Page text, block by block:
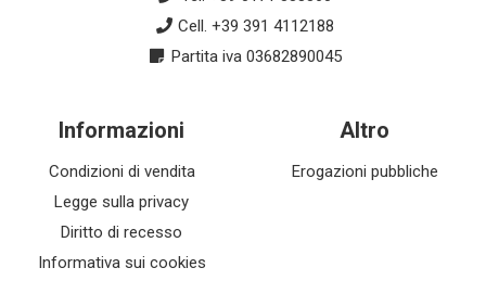
Cell. +39 391 4112188
Partita iva 03682890045
Informazioni
Condizioni di vendita
Legge sulla privacy
Diritto di recesso
Informativa sui cookies
Altro
Erogazioni pubbliche